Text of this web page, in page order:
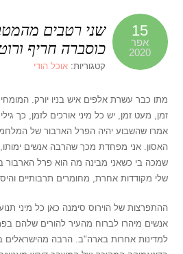
15
אפר
2020
שני רטבים
כוסברה חריף
קטגוריות:אוכל הודי
מתו כבר עשרת אלפים איש בניו יורק.
זמן, מעט זמן, יש כל מיני אורכים לזמן, כך
אמרו שהשבוע יהיה הפרל הארבור של המלחמה
האסון. אני מפחדת מכך שהרבה אנשים
שמכה בי כשאני מבינה מה הוא פרל הארבור
שלי מקודדות אחרת, מחומרים תרבותיים
ההתפרצות של הוירוס סימנה כאן כל מיני
אנשים מיהרו לברוח מהעיר להורים שלהם
למדינות אחרות בארה"ב. הרבה מהישראלים